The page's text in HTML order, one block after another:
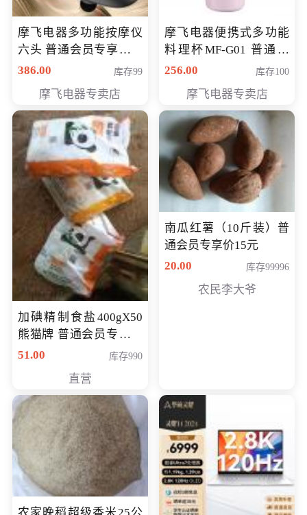
摩飞电器多功能按摩仪
六头 普通会员专享价格
199元
386.00 库存99
摩飞电器专卖店
摩飞电器便携式多功能
料理杯MF-G01 普通会
员专享价格118元
256.00 库存100
摩飞电器专卖店
加碘精制食盐400gX50
熊猫牌 普通会员专享价
格50元
51.00 库存990
直营
南瓜红薯（10斤装）普
通会员专享价15元
20.00
库存99996
农民李大爷